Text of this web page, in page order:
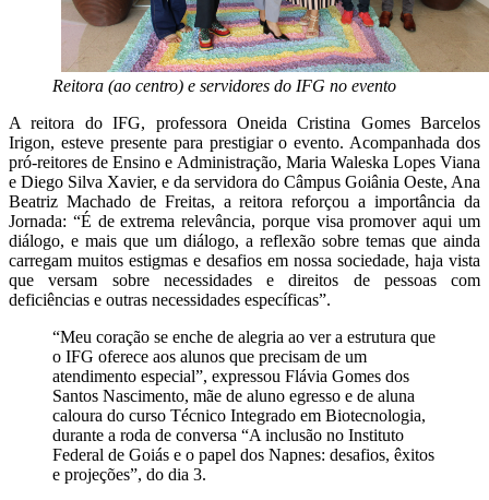
Reitora (ao centro) e servidores do IFG no evento
A reitora do IFG, professora Oneida Cristina Gomes Barcelos
Irigon, esteve presente para prestigiar o evento. Acompanhada dos
pró-reitores de Ensino e Administração, Maria Waleska Lopes Viana
e Diego Silva Xavier, e da servidora do Câmpus Goiânia Oeste, Ana
Beatriz Machado de Freitas, a reitora reforçou a importância da
Jornada: “É de extrema relevância, porque visa promover aqui um
diálogo, e mais que um diálogo, a reflexão sobre temas que ainda
carregam muitos estigmas e desafios em nossa sociedade, haja vista
que versam sobre necessidades e direitos de pessoas com
deficiências e outras necessidades específicas”.
“Meu coração se enche de alegria ao ver a estrutura que
o IFG oferece aos alunos que precisam de um
atendimento especial”, expressou Flávia Gomes dos
Santos Nascimento, mãe de aluno egresso e de aluna
caloura do curso Técnico Integrado em Biotecnologia,
durante a roda de conversa “A inclusão no Instituto
Federal de Goiás e o papel dos Napnes: desafios, êxitos
e projeções”, do dia 3.